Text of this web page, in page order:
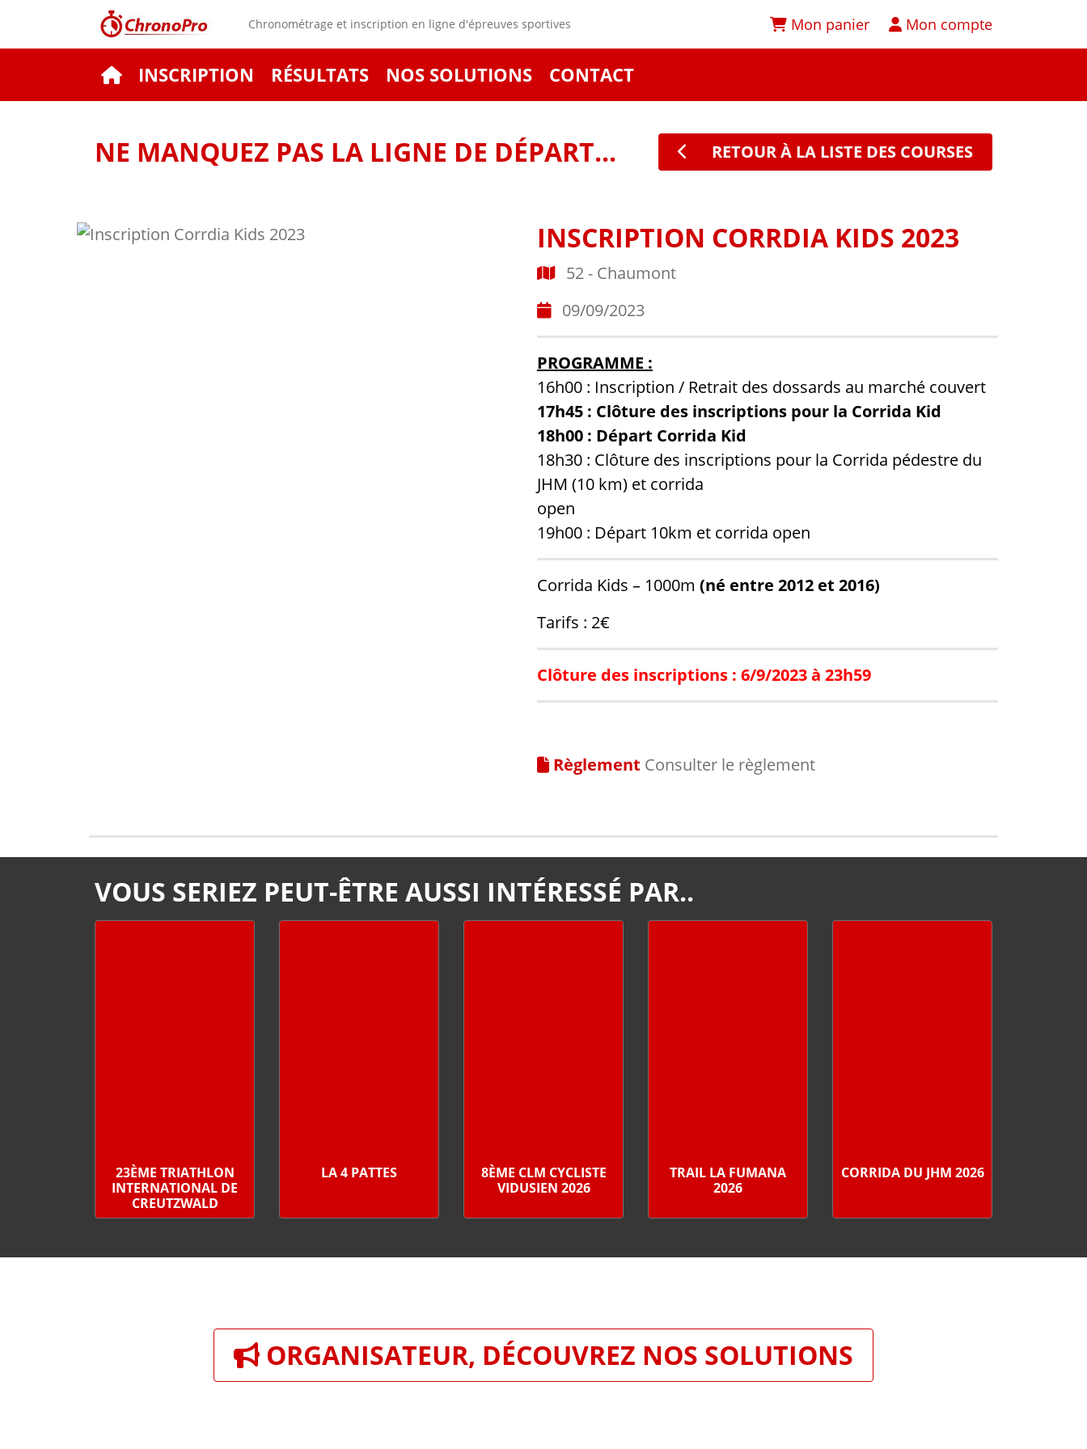
Chronométrage et inscription en ligne d'épreuves sportives Mon panier Mon compte
INSCRIPTION RÉSULTATS NOS SOLUTIONS CONTACT
NE MANQUEZ PAS LA LIGNE DE DÉPART... RETOUR À LA LISTE DES COURSES
INSCRIPTION CORRDIA KIDS 2023
52 - Chaumont
09/09/2023
PROGRAMME :
16h00 : Inscription / Retrait des dossards au marché couvert
17h45 : Clôture des inscriptions pour la Corrida Kid
18h00 : Départ Corrida Kid
18h30 : Clôture des inscriptions pour la Corrida pédestre du
JHM (10 km) et corrida
open
19h00 : Départ 10km et corrida open
Corrida Kids – 1000m (né entre 2012 et 2016)
Tarifs : 2€
Clôture des inscriptions : 6/9/2023 à 23h59
Règlement Consulter le règlement
VOUS SERIEZ PEUT-ÊTRE AUSSI INTÉRESSÉ PAR..
23ÈME TRIATHLON
INTERNATIONAL DE
CREUTZWALD
LA 4 PATTES
8ÈME CLM CYCLISTE
VIDUSIEN 2026
TRAIL LA FUMANA
2026
CORRIDA DU JHM 2026
ORGANISATEUR, DÉCOUVREZ NOS SOLUTIONS